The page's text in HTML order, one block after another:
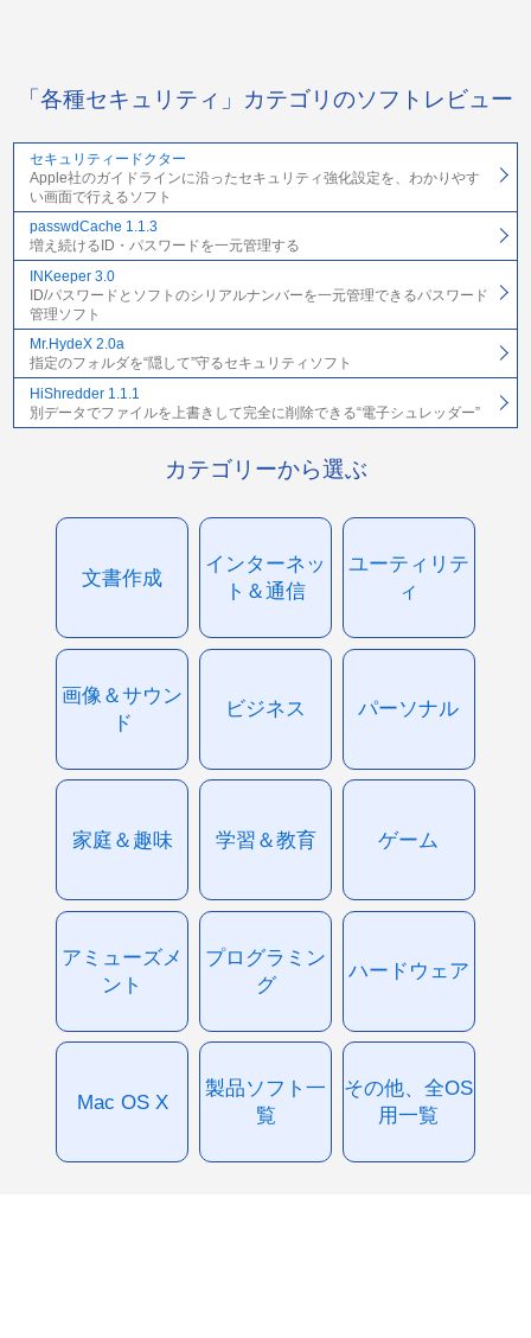
「各種セキュリティ」カテゴリのソフトレビュー
セキュリティードクター
Apple社のガイドラインに沿ったセキュリティ強化設定を、わかりやす
い画面で行えるソフト
passwdCache 1.1.3
増え続けるID・パスワードを一元管理する
INKeeper 3.0
ID/パスワードとソフトのシリアルナンバーを一元管理できるパスワード
管理ソフト
Mr.HydeX 2.0a
指定のフォルダを“隠して”守るセキュリティソフト
HiShredder 1.1.1
別データでファイルを上書きして完全に削除できる“電子シュレッダー”
カテゴリーから選ぶ
文書作成
インターネッ
ト＆通信
ユーティリテ
ィ
画像＆サウン
ド
ビジネス パーソナル
家庭＆趣味 学習＆教育 ゲーム
アミューズメ
ント
プログラミン
グ
ハードウェア
Mac OS X
製品ソフト一
覧
その他、全OS
用一覧